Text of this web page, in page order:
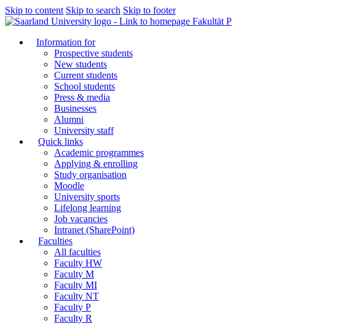
Skip to content Skip to search Skip to footer
Fakultät P
Information for
Prospective students
New students
Current students
School students
Press & media
Businesses
Alumni
University staff
Quick links
Academic programmes
Applying & enrolling
Study organisation
Moodle
University sports
Lifelong learning
Job vacancies
Intranet (SharePoint)
Faculties
All faculties
Faculty HW
Faculty M
Faculty MI
Faculty NT
Faculty P
Faculty R